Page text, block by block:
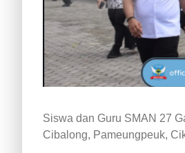
Siswa dan Guru SMAN 27
Cibalong, Pameungpeuk,